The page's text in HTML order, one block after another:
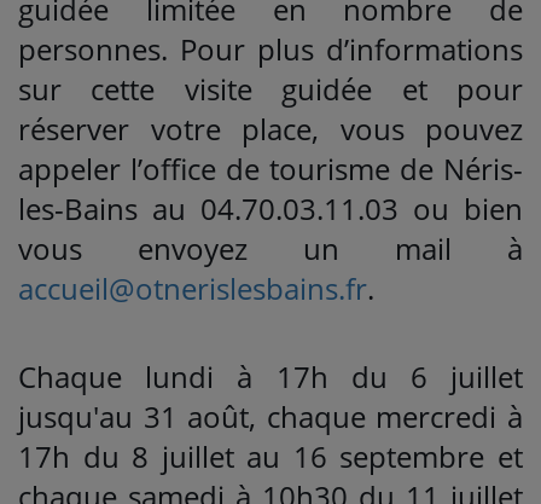
guidée limitée en nombre de
personnes. Pour plus d’informations
sur cette visite guidée et pour
réserver votre place, vous pouvez
appeler l’office de tourisme de Néris-
les-Bains au 04.70.03.11.03 ou bien
vous envoyez un mail à
accueil@otnerislesbains.fr.
Chaque lundi à 17h du 6 juillet
jusqu'au 31 août, chaque mercredi à
17h du 8 juillet au 16 septembre et
chaque samedi à 10h30 du 11 juillet